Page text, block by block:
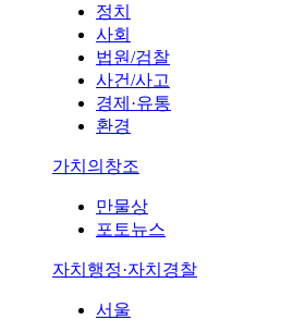
정치
사회
법원/검찰
사건/사고
경제·유통
환경
가치의창조
만물상
포토뉴스
자치행정·자치경찰
서울